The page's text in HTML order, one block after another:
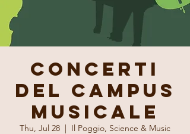
Concerti
del Campus
Musicale
Thu, Jul 28
  |
Il Poggio, Science & Music